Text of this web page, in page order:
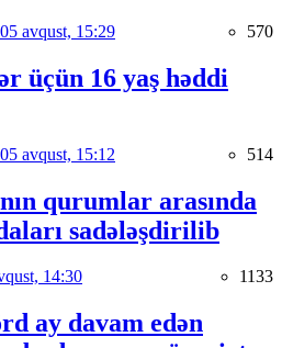
05 avqust, 15:29 570
üçün 16 yaş həddi
05 avqust, 15:12 514
qurumlar arasında
sadələşdirilib
14:30 1133
ay davam edən